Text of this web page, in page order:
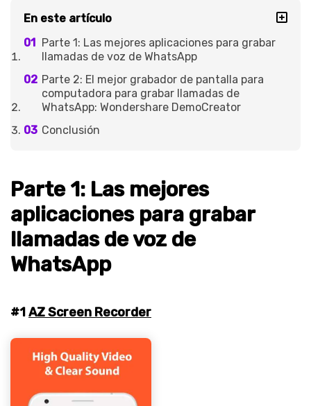
En este artículo
Parte 1: Las mejores aplicaciones para grabar
llamadas de voz de WhatsApp
Parte 2: El mejor grabador de pantalla para
computadora para grabar llamadas de
WhatsApp: Wondershare DemoCreator
Conclusión
Parte 1: Las mejores
aplicaciones para grabar
llamadas de voz de
WhatsApp
#1AZ Screen Recorder